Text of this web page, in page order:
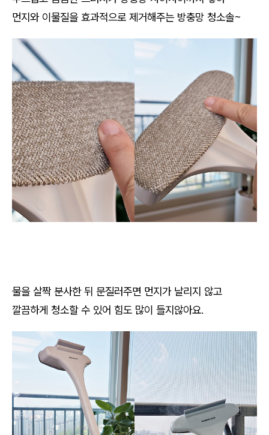
먼지와 이물질을 효과적으로 제거해주는 방충망 청소솔~
물을 살짝 분사한 뒤 문질러주면 먼지가 날리지 않고
깔끔하게 청소할 수 있어 힘도 많이 들지않아요.